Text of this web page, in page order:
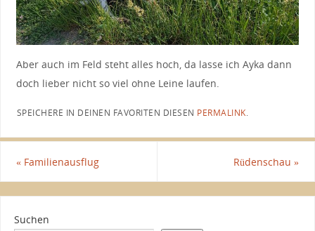
Aber auch im Feld steht alles hoch, da lasse ich Ayka dann
doch lieber nicht so viel ohne Leine laufen.
SPEICHERE IN DEINEN FAVORITEN DIESEN PERMALINK.
«Familienausflug Rüdenschau»
Suchen